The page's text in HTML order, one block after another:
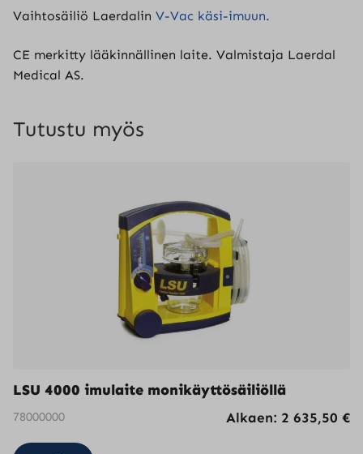
Vaihtosäiliö Laerdalin V-Vac käsi-imuun.
CE merkitty lääkinnällinen laite. Valmistaja Laerdal
Medical AS.
Tutustu myös
LSU 4000 imulaite monikäyttösäiliöllä
78000000 Alkaen: 2 635,50 €